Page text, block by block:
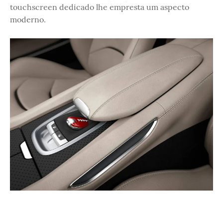
touchscreen dedicado lhe empresta um aspecto
moderno.